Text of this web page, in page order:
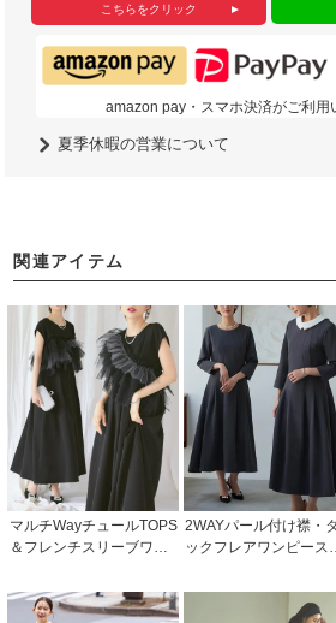
こちらをクリック
amazon pay・スマホ決済がご利用
夏季休暇の営業について
関連アイテム
マルチWayチュールTOPS
＆フレンチスリーブワン
2WAYパール付け襟・タ
ックフレアワンピース
宴・二次会などお呼ば
対応フォーマルパーティ